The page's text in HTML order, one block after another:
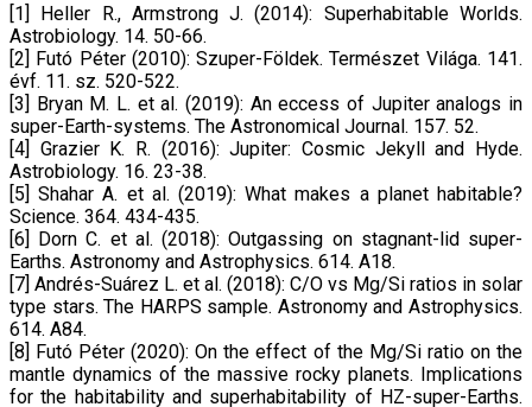
[1] Heller R., Armstrong J. (2014): Superhabitable Worlds.
Astrobiology. 14. 50-66.
[2] Futó Péter (2010): Szuper-Földek. Természet Világa. 141.
évf. 11. sz. 520-522.
[3] Bryan M. L. et al. (2019): An eccess of Jupiter analogs in
super-Earth-systems. The Astronomical Journal. 157. 52.
[4] Grazier K. R. (2016): Jupiter: Cosmic Jekyll and Hyde.
Astrobiology. 16. 23-38.
[5] Shahar A. et al. (2019): What makes a planet habitable?
Science. 364. 434-435.
[6] Dorn C. et al. (2018): Outgassing on stagnant-lid super-
Earths. Astronomy and Astrophysics. 614. A18.
[7] Andrés-Suárez L. et al. (2018): C/O vs Mg/Si ratios in solar
type stars. The HARPS sample. Astronomy and Astrophysics.
614. A84.
[8] Futó Péter (2020): On the effect of the Mg/Si ratio on the
mantle dynamics of the massive rocky planets. Implications
for the habitability and superhabitability of HZ-super-Earths.